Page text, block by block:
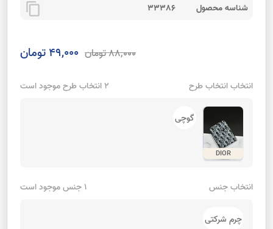
شناسه محصول 33386
content_copy
88,000 تومان 49,000 تومان
انتخاب انتخاب طرح 2 انتخاب طرح موجود است
DIOR
گوچی
انتخاب جنس 1 جنس موجود است
چرم شرکتی